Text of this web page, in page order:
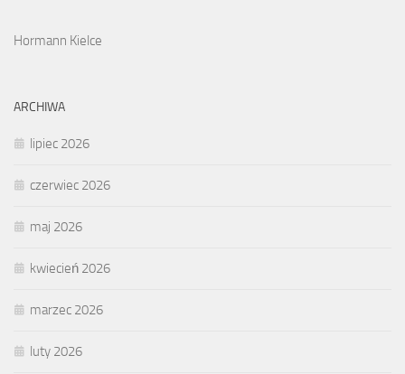
Hormann Kielce
ARCHIWA
lipiec 2026
czerwiec 2026
maj 2026
kwiecień 2026
marzec 2026
luty 2026